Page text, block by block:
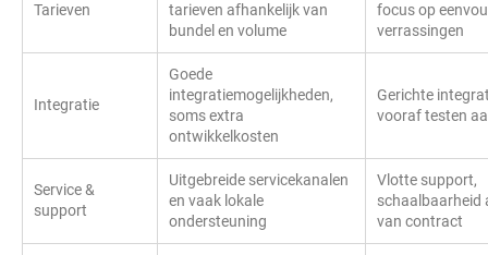
Tarieven
tarieven afhankelijk van
bundel en volume
focus op
verrassingen
Integratie
Goede
integratiemogelijkheden,
soms extra
ontwikkelkosten
Gerichte
vooraf testen
Service &
support
Uitgebreide servicekanalen
en vaak lokale
ondersteuning
Vlotte support,
schaalbaarheid
van contract